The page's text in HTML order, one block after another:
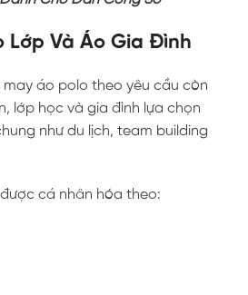
Lớp Và Áo Gia Đình
may áo polo theo yêu cầu còn
lớp học và gia đình lựa chọn
như du lịch, team building
cá nhân hóa theo: